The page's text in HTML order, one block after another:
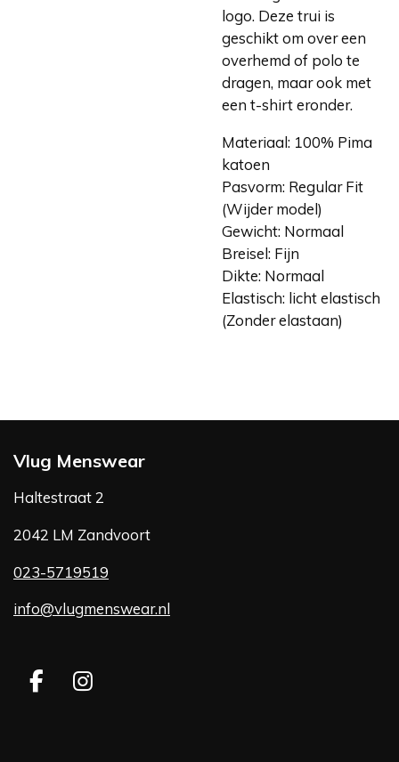
logo. Deze trui is
geschikt om over een
overhemd of polo te
dragen, maar ook met
een t-shirt eronder.
Materiaal: 100% Pima
katoen
Pasvorm: Regular Fit
(Wijder model)
Gewicht: Normaal
Breisel: Fijn
Dikte: Normaal
Elastisch: licht elastisch
(Zonder elastaan)
Vlug Menswear
Haltestraat 2
2042 LM Zandvoort
023-5719519
info@vlugmenswear.nl
F
I